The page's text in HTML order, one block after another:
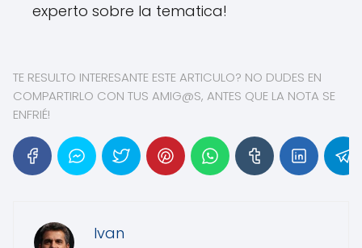
experto sobre la tematica!
TE RESULTO INTERESANTE ESTE ARTICULO? NO DUDES EN
COMPARTIRLO CON TUS AMIG@S, ANTES QUE LA NOTA SE
ENFRIÉ!
Ivan